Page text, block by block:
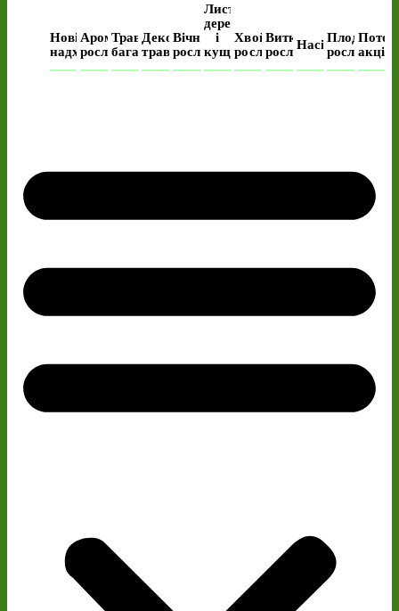
Нові
надходження
Ароматичні
рослини
Трав’янисті
багаторічні
Декоративні
трави
Вічнозелені
рослини
Листяні
дерева
і
кущі
Хвойні
рослини
Виткі
рослиниНасінняПлодові
рослини
акція